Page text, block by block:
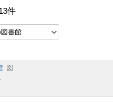
件
書館
図